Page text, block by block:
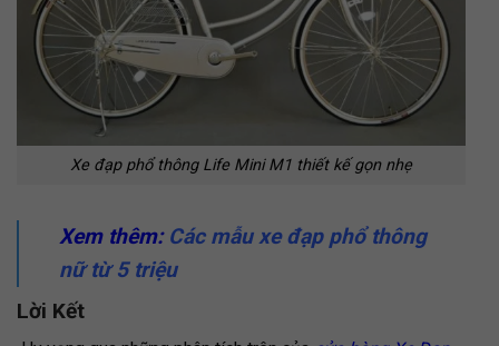
Xe đạp phổ thông Life Mini M1 thiết kế gọn nhẹ
Xem thêm: Các mẫu xe đạp phổ thông
nữ từ 5 triệu
Lời Kết